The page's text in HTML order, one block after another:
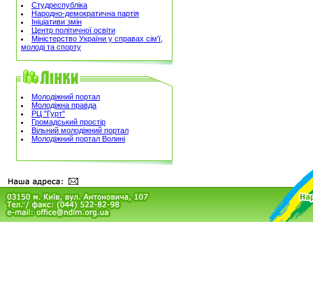
Студреспубліка
Народно-демократична партія
Ініціативи змін
Центр політичної освіти
Міністерство України у справах сім'ї,
молоді та спорту
Молодіжний портал
Молодіжна правда
РЦ "Гурт"
Громадський простір
Вільний молодіжний портал
Молодіжний портал Волині